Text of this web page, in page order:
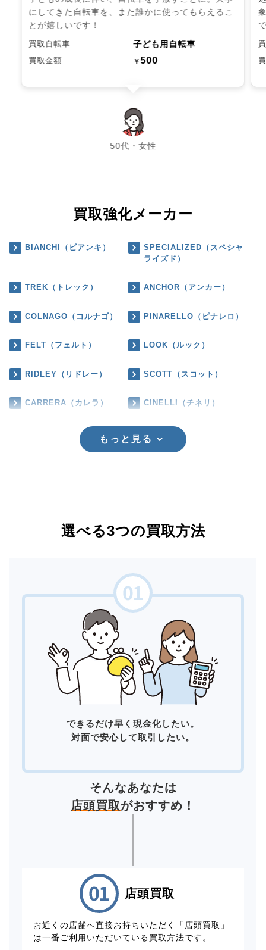
にしてきた自転車を、また誰かに使ってもらえるこ
とが嬉しいです！
買取自転車 子ども用自転車
買取金額 ￥500
50代・女性
chevron_left chevron_right
買取強化メーカー
BIANCHI（ビアンキ）
SPECIALIZED（スペシャ
ライズド）
TREK（トレック） ANCHOR（アンカー）
COLNAGO（コルナゴ） PINARELLO（ピナレロ）
FELT（フェルト） LOOK（ルック）
RIDLEY（リドレー） SCOTT（スコット）
CARRERA（カレラ） CINELLI（チネリ）
もっと見る
選べる3つの買取方法
できるだけ早く現金化したい。
対面で安心して取引したい。
そんなあなたは
店頭買取がおすすめ！
店頭買取
お近くの店舗へ直接お持ちいただく「店頭買取」
は一番ご利用いただいている買取方法です。